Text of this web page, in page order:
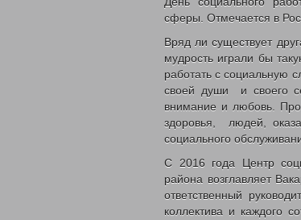
ВЫДАЧА
КООРДИНАЦИОННЫЙ
ОТДЕЛ СОЦИАЛЬНО-
АДРЕСНАЯ СОЦИАЛЬНАЯ
СУБСИДИИ НА ОПЛАТУ
ПРОЕЗД ОТДЕЛЬНЫМИ
ВОЗМЕЩЕНИЕ РАСХОДОВ
ЗАКОНОДАТЕЛЬНЫЕ АКТЫ
РЕГИОНАЛЬНЫЕ
МЕРЫ СОЦИАЛЬНОЙ
сферы. Отмечается в
Вряд ли существует
мудрость играли бы
работать с социальную
своей души и своего
внимание и любовь.
здоровья, людей,
социального
С 2016 года Центр
района возглавляет
ответственный
коллектива и каждого